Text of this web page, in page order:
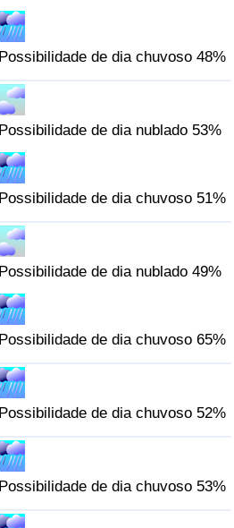
Possibilidade de dia chuvoso 48%
Possibilidade de dia nublado 53%
Possibilidade de dia chuvoso 51%
Possibilidade de dia nublado 49%
Possibilidade de dia chuvoso 65%
Possibilidade de dia chuvoso 52%
Possibilidade de dia chuvoso 53%